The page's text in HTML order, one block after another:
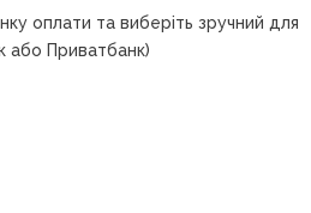
оплати та виберіть зручний для
або Приватбанк)